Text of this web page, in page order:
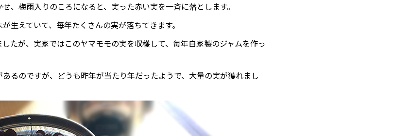
、梅雨入りのころになると、実った赤い実を一斉に落とします。
生えていて、毎年たくさんの実が落ちてきます。
たが、実家ではこのヤマモモの実を収穫して、毎年自家製のジャムを作っ
るのですが、どうも昨年が当たり年だったようで、大量の実が獲れまし